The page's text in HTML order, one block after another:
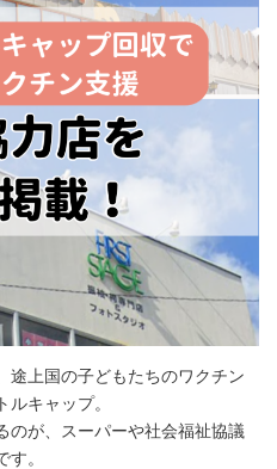
途上国の子どもたちのワクチン
キャップ。
のが、スーパーや社会福祉協議
。